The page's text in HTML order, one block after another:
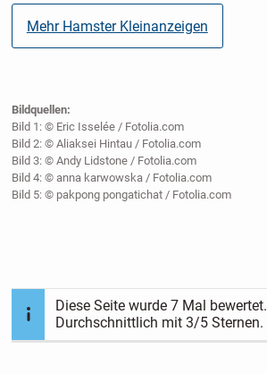
Mehr Hamster Kleinanzeigen
Bildquellen:
Bild 1: © Eric Isselée / Fotolia.com
Bild 2: © Aliaksei Hintau / Fotolia.com
Bild 3: © Andy Lidstone / Fotolia.com
Bild 4: © anna karwowska / Fotolia.com
Bild 5: © pakpong pongatichat / Fotolia.com
Diese Seite wurde7 Mal bewertet.
Durchschnittlich mit3/5 Sternen.